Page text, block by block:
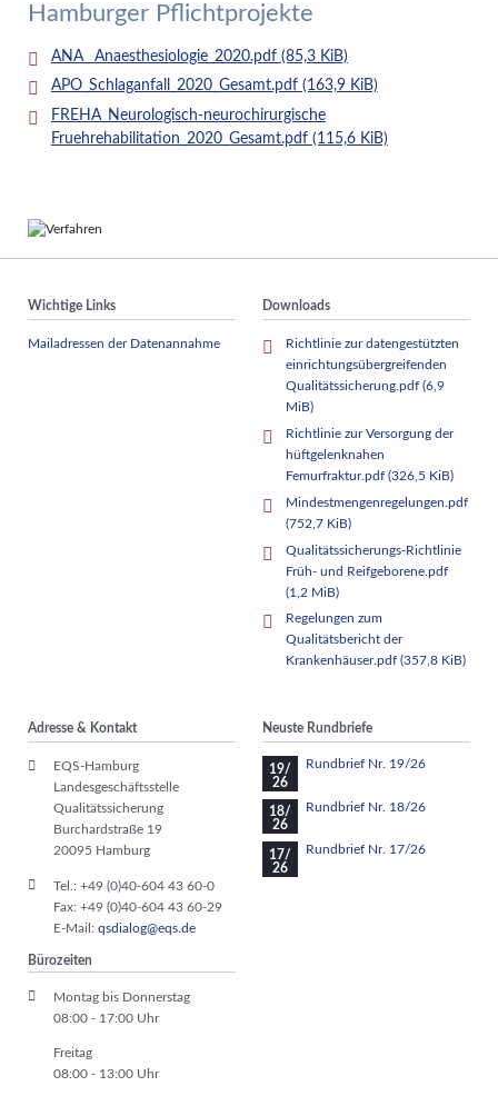
Hamburger Pflichtprojekte
ANA_ Anaesthesiologie_2020.pdf (85,3 KiB)
APO_Schlaganfall_2020_Gesamt.pdf (163,9 KiB)
FREHA_Neurologisch-neurochirurgische
Fruehrehabilitation_2020_Gesamt.pdf (115,6 KiB)
Wichtige Links
Mailadressen der Datenannahme
Downloads
Richtlinie zur datengestützten
einrichtungsübergreifenden
Qualitätssicherung.pdf(6,9
MiB)
Richtlinie zur Versorgung der
hüftgelenknahen
Femurfraktur.pdf(326,5 KiB)
Mindestmengenregelungen.pdf
(752,7 KiB)
Qualitätssicherungs-Richtlinie
Früh- und Reifgeborene.pdf
(1,2 MiB)
Regelungen zum
Qualitätsbericht der
Krankenhäuser.pdf(357,8 KiB)
Adresse & Kontakt
EQS-Hamburg
Landesgeschäftsstelle
Qualitätssicherung
Burchardstraße 19
20095 Hamburg
Tel.: +49 (0)40-604 43 60-0
Fax: +49 (0)40-604 43 60-29
E-Mail: qsdialog@eqs.de
Bürozeiten
Montag bis Donnerstag
08:00 - 17:00 Uhr
Freitag
08:00 - 13:00 Uhr
Neuste Rundbriefe
19/
26
Rundbrief Nr. 19/26
18/
26
Rundbrief Nr. 18/26
17/
26
Rundbrief Nr. 17/26